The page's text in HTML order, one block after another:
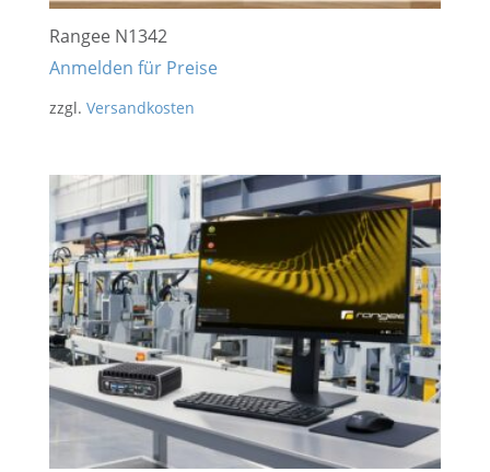
Rangee N1342
Anmelden für Preise
zzgl. Versandkosten